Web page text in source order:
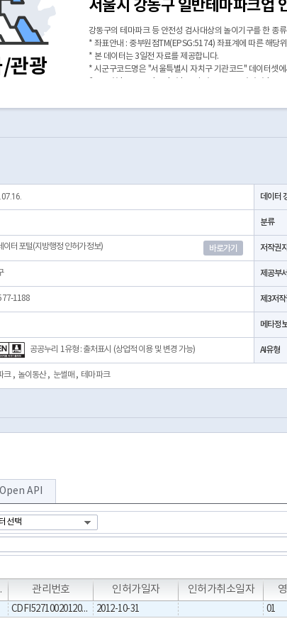
관광
서울시 강동구 일반테마파크업
강동구의 테마파크 등 안전성 검사대상의 놀이기구를 한 종
* 좌표안내 : 중부원점TM(EPSG:5174) 좌표계에 따른 해당
* 본 데이터는 3일전 자료를 제공합니다.
* 시군구코드명은 "서울특별시 자치구 기관코드" 데이터셋
데이터
분류
이터포털(지방행정 인허가정보) 바로가기 저작권
제공부서
1188 제3저
메타정
공공누리 1유형 : 출처표시 (상업적 이용 및 변경 가능) AI유형
크, 놀이동산, 눈썰매 , 테마파크
Open API
드 관리번호 인허가일자 인허가취소일자
T
CDFI5271002012000001 2012-10-31 01